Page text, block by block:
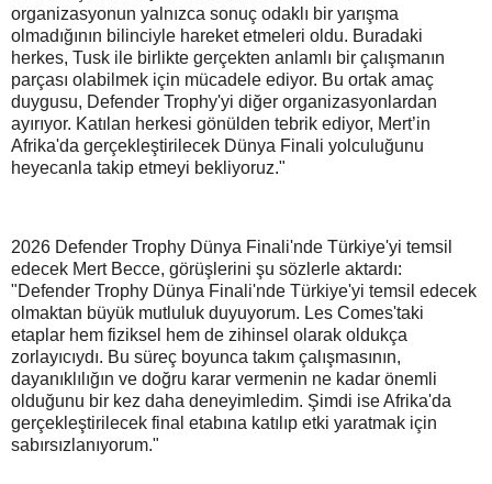
organizasyonun yalnızca sonuç odaklı bir yarışma
olmadığının bilinciyle hareket etmeleri oldu. Buradaki
herkes, Tusk ile birlikte gerçekten anlamlı bir çalışmanın
parçası olabilmek için mücadele ediyor. Bu ortak amaç
duygusu, Defender Trophy'yi diğer organizasyonlardan
ayırıyor. Katılan herkesi gönülden tebrik ediyor, Mert’in
Afrika'da gerçekleştirilecek Dünya Finali yolculuğunu
heyecanla takip etmeyi bekliyoruz."
2026 Defender Trophy Dünya Finali'nde Türkiye'yi temsil
edecek Mert Becce, görüşlerini şu sözlerle aktardı:
"Defender Trophy Dünya Finali'nde Türkiye'yi temsil edecek
olmaktan büyük mutluluk duyuyorum. Les Comes'taki
etaplar hem fiziksel hem de zihinsel olarak oldukça
zorlayıcıydı. Bu süreç boyunca takım çalışmasının,
dayanıklılığın ve doğru karar vermenin ne kadar önemli
olduğunu bir kez daha deneyimledim. Şimdi ise Afrika'da
gerçekleştirilecek final etabına katılıp etki yaratmak için
sabırsızlanıyorum."